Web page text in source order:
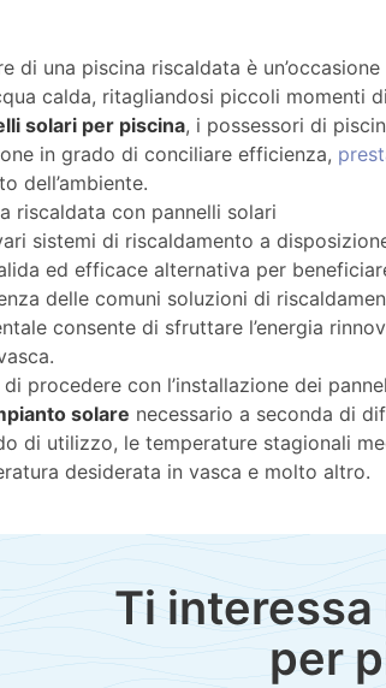
di una piscina riscaldata è
calda, ritagliandosi piccoli momenti
solari per piscina, i possessori di
in grado di conciliare efficienza,
dell’ambiente.
riscaldata con pannelli solari
sistemi di riscaldamento a
ed efficace alternativa per
delle comuni soluzioni di
consente di sfruttare l’energia
di procedere con l’installazione dei
solare necessario a seconda di
di utilizzo, le temperature stagionali
desiderata in vasca e molto altro.
Ti
per